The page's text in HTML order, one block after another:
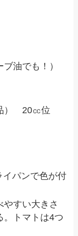
油でも！）
） 20㏄位
パンで色が付
すい大きさ
。トマトは4つ